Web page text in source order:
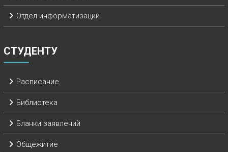
Отдел информатизации
СТУДЕНТУ
Расписание
Библиотека
Бланки заявлений
Общежитие